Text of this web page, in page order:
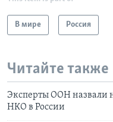
В мире Россия
Читайте также
Эксперты ООН назвали
НКО в России